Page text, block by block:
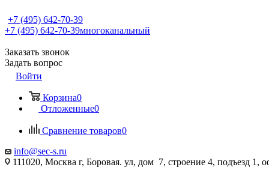
+7 (495) 642-70-39
+7 (495) 642-70-39многоканальный
Заказать звонок
Задать вопрос
Войти
Корзина0
Отложенные0
Сравнение товаров0
info@sec-s.ru
111020, Москва г, Боровая. ул, дом 7, строение 4, подъезд 1,